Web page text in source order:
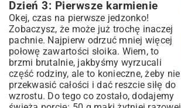
Dzień 3: Pierwsze karmienie
Okej, czas na pierwsze jedzonko!
Zobaczysz, że może już trochę inaczej
pachnie. Najpierw odrzuć mniej więcej
połowę zawartości słoika. Wiem, to
brzmi brutalnie, jakbyśmy wyrzucali
część rodziny, ale to konieczne, żeby nie
przekwasić całości i dać reszcie siłę do
wzrostu. Do tego co zostało, dodajemy